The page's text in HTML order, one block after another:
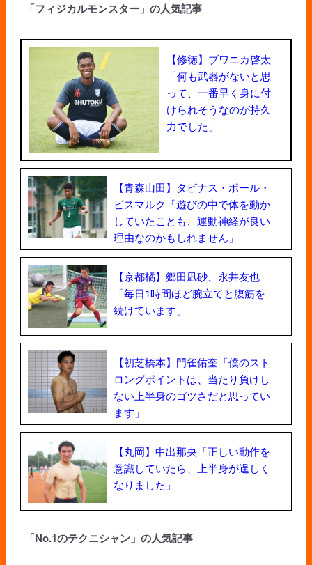
「フィジカルモンスター」の人気記事
【修徳】ブワニカ啓太
「何も武器がないと思
って、一番早く身に付
けられそうなのが持久
力でした」
【青森山田】タビナス・ポール・
ビスマルク「遊びの中で体を動か
していたことも、運動神経が良い
理由なのかもしれません」
【京都橘】郷田凪砂、永井友也
「毎日1時間ほど腕立てと腹筋を
続けています」
【初芝橋本】門雀佑奎「僕のスト
ロングポイントは、当たり負けし
ない上半身のゴツさだと思ってい
ます」
【丸岡】中出那央「正しい動作を
意識していたら、上半身が逞しく
なりました」
「No.1のテクニシャン」の人気記事